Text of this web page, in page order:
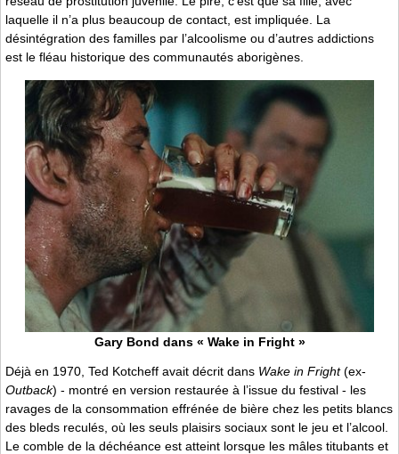
laquelle il n’a plus beaucoup de contact, est impliquée. La
désintégration des familles par l’alcoolisme ou d’autres addictions
est le fléau historique des communautés aborigènes.
Gary Bond dans « Wake in Fright »
Déjà en 1970, Ted Kotcheff avait décrit dans Wake in Fright(ex-
Outback) - montré en version restaurée à l’issue du festival - les
ravages de la consommation effrénée de bière chez les petits blancs
des bleds reculés, où les seuls plaisirs sociaux sont le jeu et l’alcool.
Le comble de la déchéance est atteint lorsque les mâles titubants et